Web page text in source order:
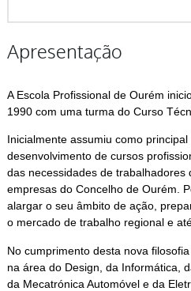
Apresentação
A Escola Profissional de Ourém
1990 com uma turma do Curso
Inicialmente assumiu como
desenvolvimento de cursos
das necessidades de trabalhadores
empresas do Concelho de Ourém.
alargar o seu âmbito de ação,
o mercado de trabalho regional e
No cumprimento desta nova
na área do Design, da Informática,
da Mecatrónica Automóvel e da